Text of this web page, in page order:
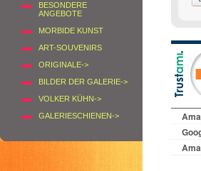
BESONDERE
ANGEBOTE
MORBIDE KUNST
ART-SOUVENIRS
ORIGINALE->
BILDER DER GALERIE->
VOLKER KÜHN->
GALERIESCHIENEN->